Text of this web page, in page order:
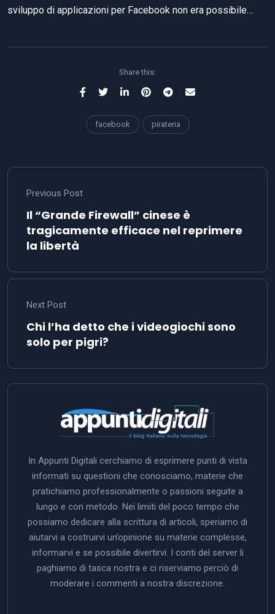
sviluppo di applicazioni per Facebook non era possibile…
Share this:
facebook pirateria
Previous Post
Il “Grande Firewall” cinese è
tragicamente efficace nel reprimere
la libertà
Next Post
Chi l’ha detto che i videogiochi sono
solo per pigri?
In Appunti Digitali cerchiamo di esprimere punti di vista
informati su questioni che conosciamo, materie che
pratichiamo professionalmente o passioni seguite a
lungo e con metodo. Nei limiti del poco tempo che
possiamo dedicare alla scrittura di articoli, speriamo di
aiutarvi a costruirvi un’opinione su materie complesse,
informarvi e se possibile divertirvi. I conti del server li
paghiamo di tasca nostra e ci riserviamo perciò di
moderare i commenti a nostra discrezione.